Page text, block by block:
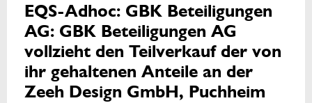
EQS-Adhoc: GBK Beteiligungen
AG: GBK Beteiligungen AG
vollzieht den Teilverkauf der von
ihr gehaltenen Anteile an der
Zeeh Design GmbH, Puchheim